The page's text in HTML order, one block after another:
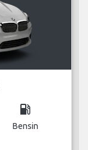
local_gas_station
Bensin